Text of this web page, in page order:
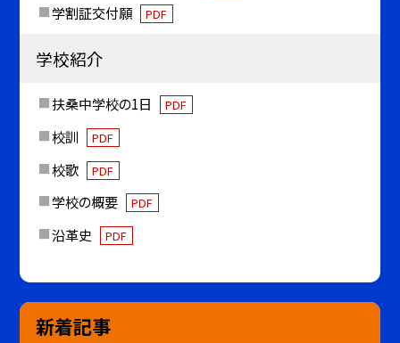
学割証交付願 PDF
学校紹介
扶桑中学校の1日 PDF
校訓 PDF
校歌 PDF
学校の概要 PDF
沿革史 PDF
新着記事